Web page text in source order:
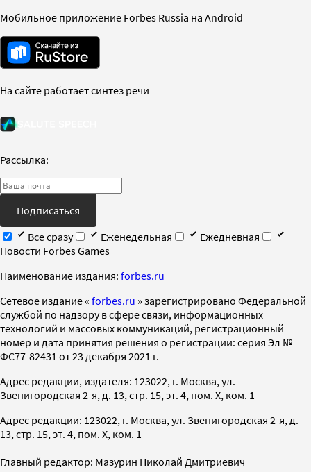
Мобильное приложение Forbes Russia на Android
На сайте работает синтез речи
Рассылка:
Подписаться
Все сразу
Еженедельная
Ежедневная
Новости Forbes Games
Наименование издания: forbes.ru
Cетевое издание « forbes.ru » зарегистрировано Федеральной
службой по надзору в сфере связи, информационных
технологий и массовых коммуникаций, регистрационный
номер и дата принятия решения о регистрации: серия Эл №
ФС77-82431 от 23 декабря 2021 г.
Адрес редакции, издателя: 123022, г. Москва, ул.
Звенигородская 2-я, д. 13, стр. 15, эт. 4, пом. X, ком. 1
Адрес редакции: 123022, г. Москва, ул. Звенигородская 2-я, д.
13, стр. 15, эт. 4, пом. X, ком. 1
Главный редактор: Мазурин Николай Дмитриевич